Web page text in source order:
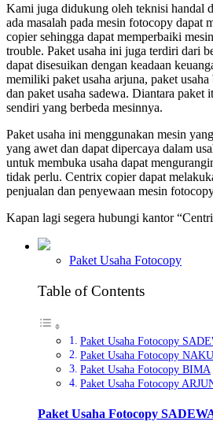
Kami juga didukung oleh teknisi handal
ada masalah pada mesin fotocopy dapat
copier sehingga dapat memperbaiki
trouble. Paket usaha ini juga terdiri dari
dapat disesuikan dengan keadaan
memiliki paket usaha arjuna, paket
dan paket usaha sadewa. Diantara paket
sendiri yang berbeda mesinnya.
Paket usaha ini menggunakan mesin
yang awet dan dapat dipercaya dalam
untuk membuka usaha dapat
tidak perlu. Centrix copier dapat
penjualan dan penyewaan mesin
Kapan lagi segera hubungi kantor
Paket Usaha Fotocopy
Table of Contents
Paket Usaha Fotocopy
Paket Usaha Fotocopy
Paket Usaha Fotocopy BIMA
Paket Usaha Fotocopy
Paket Usaha Fotocopy